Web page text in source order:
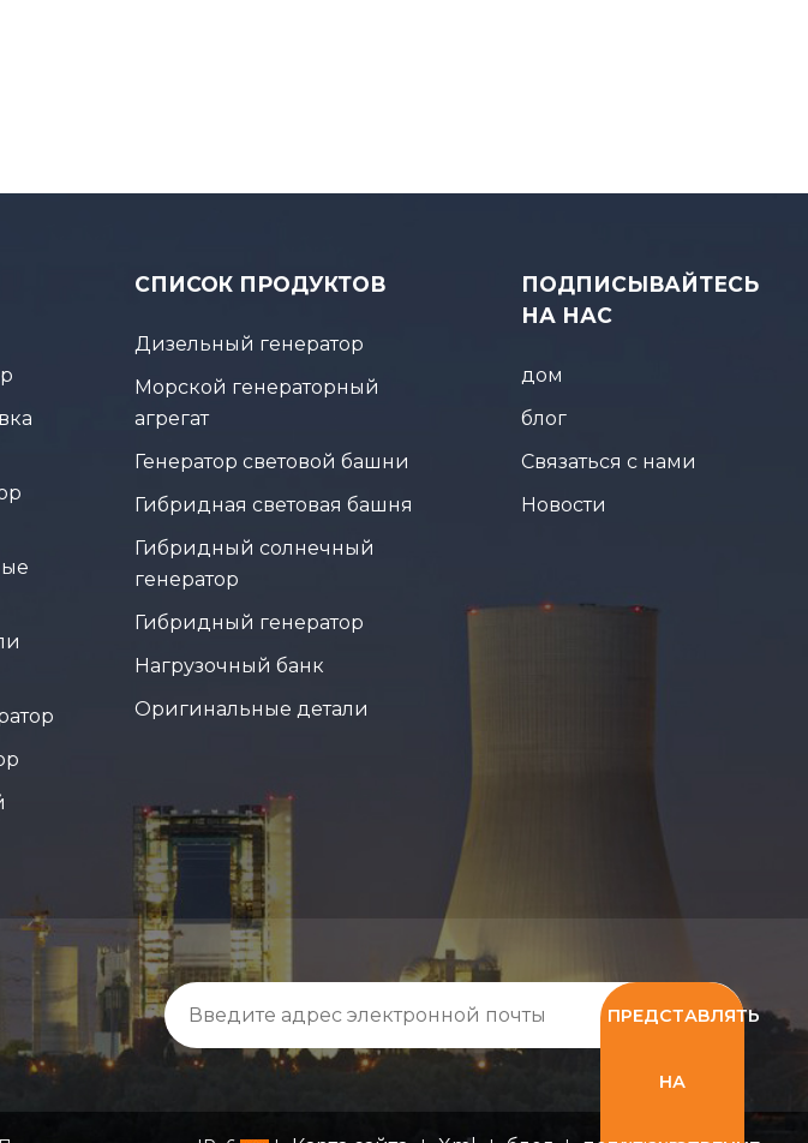
СПИСОК ПРОДУКТОВ
Дизельный генератор
Морской генераторный
агрегат
Генератор световой башни
Гибридная световая башня
Гибридный солнечный
генератор
Гибридный генератор
Нагрузочный банк
Оригинальные детали
ПОДПИСЫВАЙТЕСЬ
НА НАС
дом
блог
Связаться с нами
Новости
ПРЕДСТАВЛЯТЬ
НА